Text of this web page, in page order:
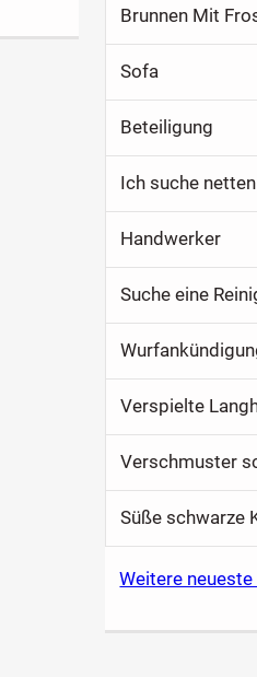
Brunnen Mit
Sofa
Beteiligung
Ich suche
Handwerker
Suche eine
Verspielte
Verschmuster
Süße schwarze
Weitere